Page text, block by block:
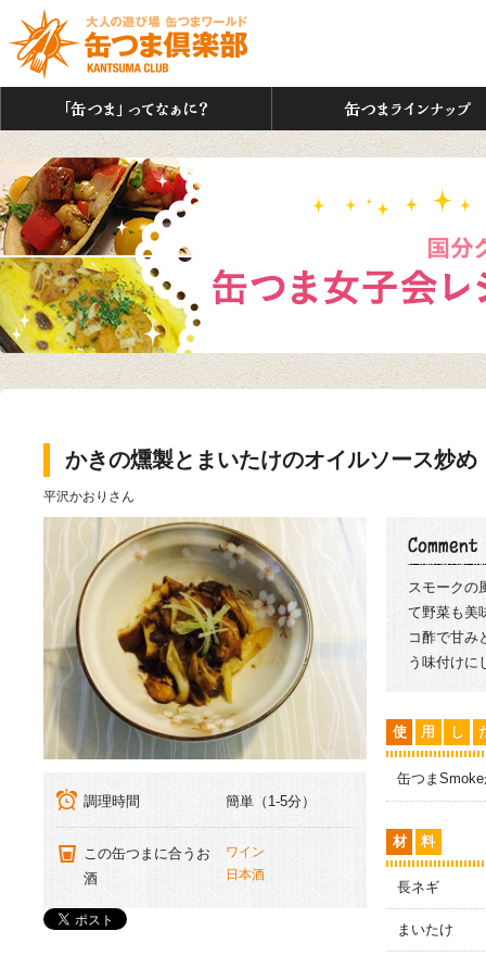
「缶つま」ってなぁに？
かきの燻製とまいたけのオイルソース炒め
平沢かおりさん
調理時間 簡単（1-5分）
この缶つまに合うお
酒
ワイン
日本酒
スモークの
て野菜も美
コ酢で甘み
う味付けに
使 用 し
缶つま
材 料
長ネギ
まいたけ